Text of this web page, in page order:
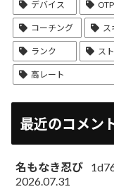
デバイス OTP
コーチング ス
ランク ス
高レート
最近のコメン
名もなき忍び
2026.07.31